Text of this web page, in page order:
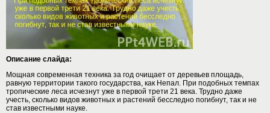
Описание слайда:
Мощная современная техника за год очищает от деревьев площадь,
равную территории такого государства, как Непал. При подобных темпах
тропические леса исчезнут уже в первой трети 21 века. Трудно даже
учесть, сколько видов животных и растений бесследно погибнут, так и не
став известными науке.